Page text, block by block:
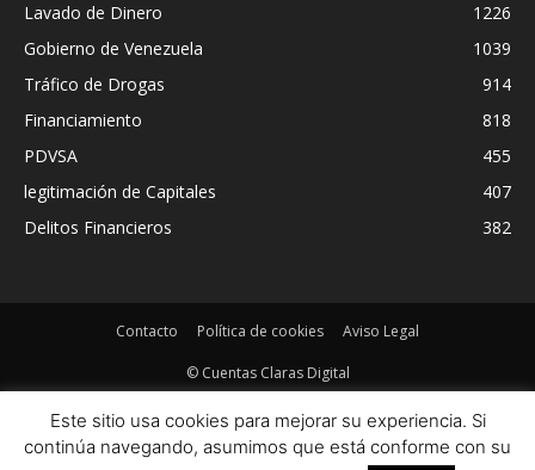
Lavado de Dinero
1226
Gobierno de Venezuela
1039
Tráfico de Drogas
914
Financiamiento
818
PDVSA
455
legitimación de Capitales
407
Delitos Financieros
382
Contacto Política de cookies Aviso Legal
© Cuentas Claras Digital
Este sitio usa cookies para mejorar su experiencia. Si
continúa navegando, asumimos que está conforme con su